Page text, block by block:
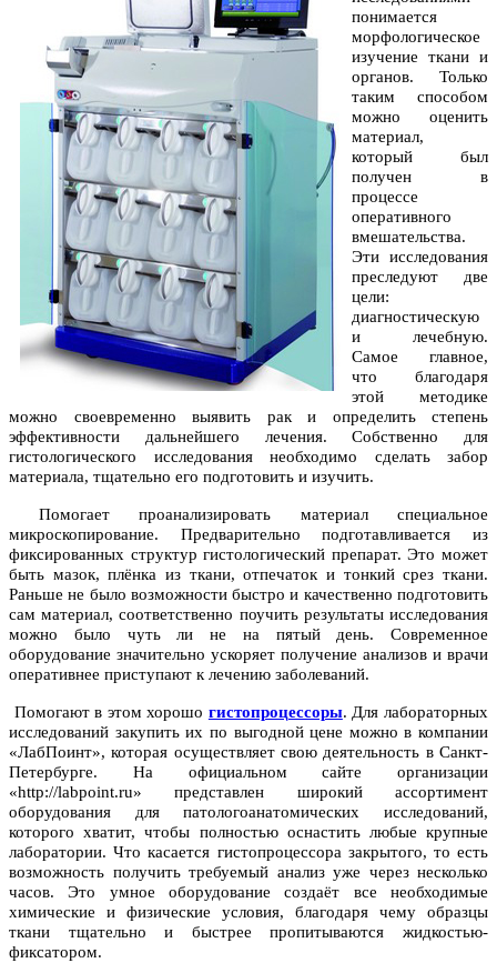
понимается
морфологическое
изучение ткани и
органов. Только
таким способом
можно оценить
материал,
который был
получен в
процессе
оперативного
вмешательства.
Эти исследования
преследуют две
цели:
диагностическую
и лечебную.
Самое главное,
что благодаря
этой методике
можно своевременно выявить рак и определить степень
эффективности дальнейшего лечения. Собственно для
гистологического исследования необходимо сделать забор
материала, тщательно его подготовить и изучить.
Помогает проанализировать материал специальное
микроскопирование. Предварительно подготавливается из
фиксированных структур гистологический препарат. Это может
быть мазок, плёнка из ткани, отпечаток и тонкий срез ткани.
Раньше не было возможности быстро и качественно подготовить
сам материал, соответственно поучить результаты исследования
можно было чуть ли не на пятый день. Современное
оборудование значительно ускоряет получение анализов и врачи
оперативнее приступают к лечению заболеваний.
Помогают в этом хорошо гистопроцессоры. Для лабораторных
исследований закупить их по выгодной цене можно в компании
«ЛабПоинт», которая осуществляет свою деятельность в Санкт-
Петербурге. На официальном сайте организации
«http://labpoint.ru» представлен широкий ассортимент
оборудования для патологоанатомических исследований,
которого хватит, чтобы полностью оснастить любые крупные
лаборатории. Что касается гистопроцессора закрытого, то есть
возможность получить требуемый анализ уже через несколько
часов. Это умное оборудование создаёт все необходимые
химические и физические условия, благодаря чему образцы
ткани тщательно и быстрее пропитываются жидкостью-
фиксатором.